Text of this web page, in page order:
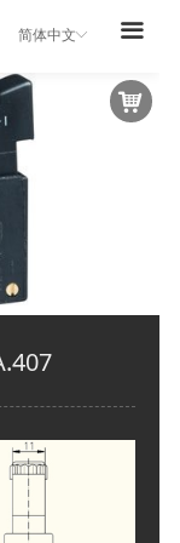
끀
ꀅ
简体中文
낙